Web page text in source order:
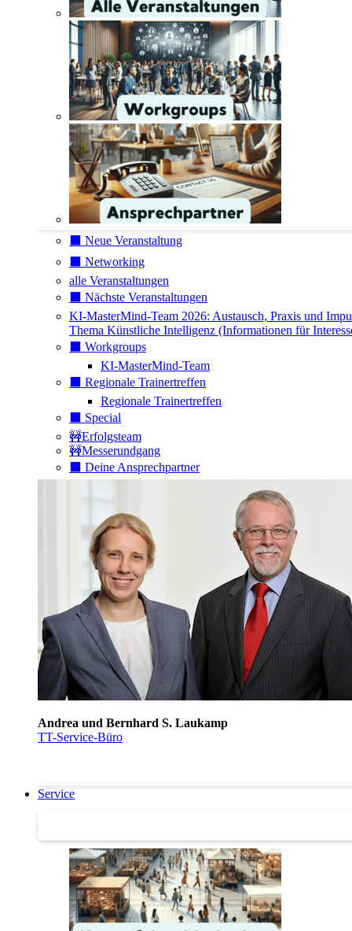
⬛️ Neue Veranstaltung
⬛️ Networking
alle Veranstaltungen
⬛️ Nächste Veranstaltungen
KI-MasterMind-Team 2026: Austausch, Praxis und
Thema Künstliche Intelligenz (Informationen für
⬛️ Workgroups
KI-MasterMind-Team
⬛️ Regionale Trainertreffen
Regionale Trainertreffen
⬛️ Special
🚧Erfolgsteam
🚧Messerundgang
⬛️ Deine Ansprechpartner
Andrea und Bernhard S. Laukamp
TT-Service-Büro
Service